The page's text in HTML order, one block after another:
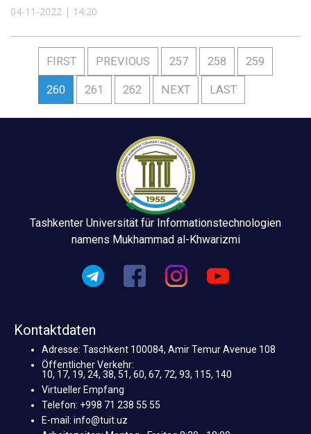
04-11-2022 | 14:20
FIRST PREVIOUS 257 258 259
260 261 262 NEXT LAST
Tashkenter Universität für Informationstechnologien
namens Mukhammad al-Khwarizmi
Kontaktdaten
Adresse: Taschkent 100084, Amir Temur Avenue 108
Öffentlicher Verkehr:
10, 17, 19, 24, 38, 51, 60, 67, 72, 93, 115, 140
Virtueller Empfang
Telefon: +998 71 238 55 55
E-mail: info@tuit.uz